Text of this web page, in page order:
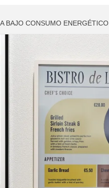
BAJO CONSUMO ENERGÉTICO